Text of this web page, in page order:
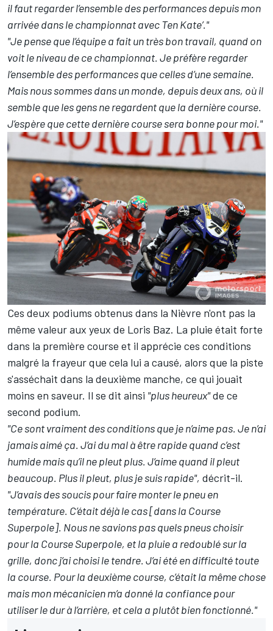
il faut regarder l’ensemble des performances depuis mon
arrivée dans le championnat avec Ten Kate’."
"Je pense que l’équipe a fait un très bon travail, quand on
voit le niveau de ce championnat. Je préfère regarder
l’ensemble des performances que celles d’une semaine.
Mais nous sommes dans un monde, depuis deux ans, où il
semble que les gens ne regardent que la dernière course.
J’espère que cette dernière course sera bonne pour moi."
Ces deux podiums obtenus dans la Nièvre n'ont pas la
même valeur aux yeux de Loris Baz. La pluie était forte
dans la première course et il apprécie ces conditions
malgré la frayeur que cela lui a causé, alors que la piste
s'asséchait dans la deuxième manche, ce qui jouait
moins en saveur. Il se dit ainsi "plus heureux"de ce
second podium.
"Ce sont vraiment des conditions que je n’aime pas. Je n’ai
jamais aimé ça. J’ai du mal à être rapide quand c’est
humide mais qu’il ne pleut plus. J’aime quand il pleut
beaucoup. Plus il pleut, plus je suis rapide", décrit-il.
"J’avais des soucis pour faire monter le pneu en
température. C’était déjà le cas [dans la Course
Superpole]. Nous ne savions pas quels pneus choisir
pour la Course Superpole, et la pluie a redoublé sur la
grille, donc j’ai choisi le tendre. J’ai été en difficulté toute
la course. Pour la deuxième course, c’était la même chose
mais mon mécanicien m’a donné la confiance pour
utiliser le dur à l’arrière, et cela a plutôt bien fonctionné."